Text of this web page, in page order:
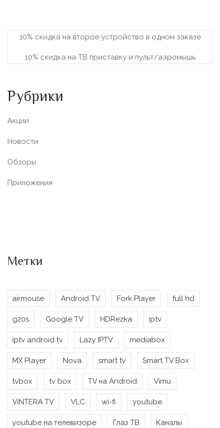
10% скидка на второе устройство в одном заказе
10% скидка на ТВ приставку и пульт/аэромышь
Рубрики
Акции
Новости
Обзоры
Приложения
Метки
airmouse Android TV Fork Player full hd
g20s Google TV HDRezka iptv
iptv android tv Lazy IPTV mediabox
MX Player Nova smart tv Smart TV Box
tvbox tv box TV на Android Vimu
ViNTERA TV VLC wi-fi youtube
youtube на телевизоре Глаз ТВ Каналы